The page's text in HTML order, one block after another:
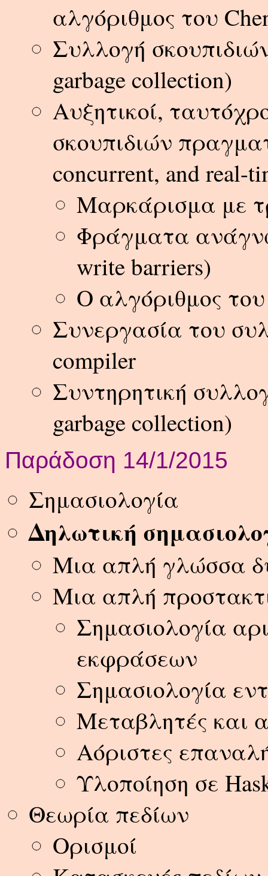
αλγόριθμος του
Συλλογή
garbage collection)
Αυξητικοί,
σκουπιδιών
concurrent, and real-
Μαρκάρισμα με
Φράγματα
write barriers)
Ο αλγόριθμος
Συνεργασία του
compiler
Συντηρητική
garbage collection)
Παράδοση 14/1/2015
Σημασιολογία
Δηλωτική
Μια απλή γλώσσα
Μια απλή
Σημασιολογία
εκφράσεων
Σημασιολογία
Μεταβλητές και
Αόριστες
Υλοποίηση σε
Θεωρία πεδίων
Ορισμοί